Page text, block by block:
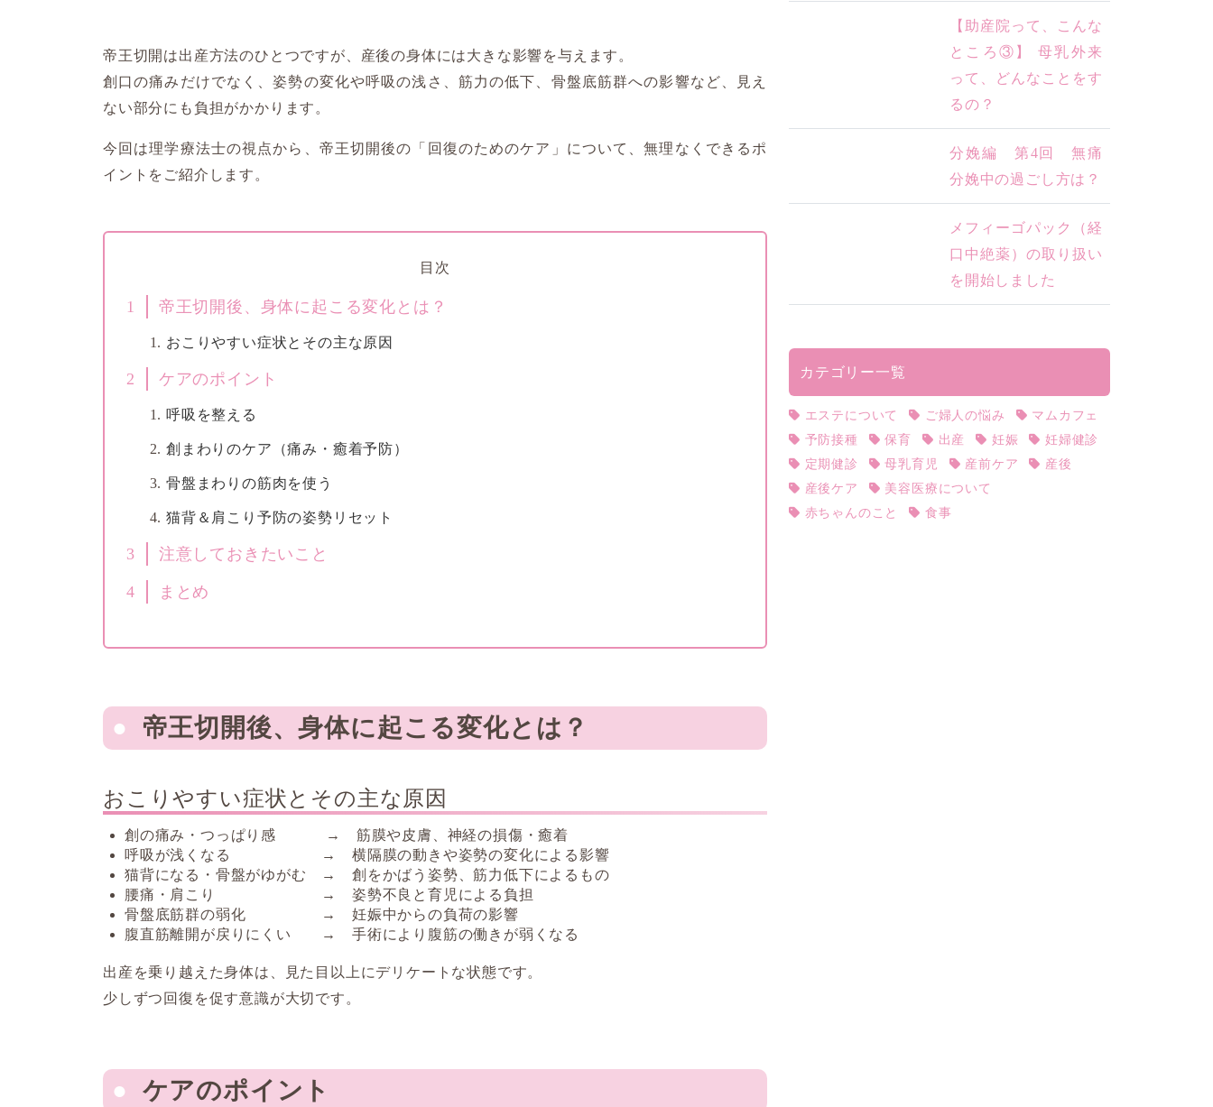
帝王切開は出産方法のひとつですが、産後の身体には大きな影響を与えます。
創口の痛みだけでなく、姿勢の変化や呼吸の浅さ、筋力の低下、骨盤底筋群への影響など、見え
ない部分にも負担がかかります。
今回は理学療法士の視点から、帝王切開後の「回復のためのケア」について、無理なくできるポ
イントをご紹介します。
目次
1 帝王切開後、身体に起こる変化とは？
おこりやすい症状とその主な原因
2 ケアのポイント
呼吸を整える
創まわりのケア（痛み・癒着予防）
骨盤まわりの筋肉を使う
猫背＆肩こり予防の姿勢リセット
3 注意しておきたいこと
4 まとめ
帝王切開後、身体に起こる変化とは？
おこりやすい症状とその主な原因
創の痛み・つっぱり感 → 筋膜や皮膚、神経の損傷・癒着
呼吸が浅くなる → 横隔膜の動きや姿勢の変化による影響
猫背になる・骨盤がゆがむ → 創をかばう姿勢、筋力低下によるもの
腰痛・肩こり → 姿勢不良と育児による負担
骨盤底筋群の弱化 → 妊娠中からの負荷の影響
腹直筋離開が戻りにくい → 手術により腹筋の働きが弱くなる
出産を乗り越えた身体は、見た目以上にデリケートな状態です。
少しずつ回復を促す意識が大切です。
ケアのポイント
【助産院って、こんな
ところ③】 母乳外来
って、どんなことをす
るの？
分娩編 第4回 無痛
分娩中の過ごし方は？
メフィーゴパック（経
口中絶薬）の取り扱い
を開始しました
カテゴリー一覧
エステについて ご婦人の悩み
マムカフェ
予防接種
保育 出産 妊娠
妊婦健診
定期健診
母乳育児 産前ケア
産後
産後ケア
美容医療について
赤ちゃんのこと
食事